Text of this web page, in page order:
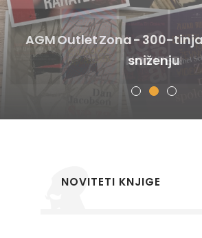
NOVITETI
AGM Outlet Zona - 300-
sniženju
ART POINT CENTAR - boje,
papiri, pribor za
studente,školarce i
NOVITETI KNJIGE